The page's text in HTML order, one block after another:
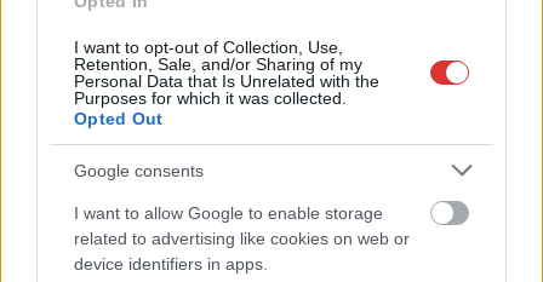
I want to opt-out of Collection, Use,
Retention, Sale, and/or Sharing of my
Personal Data that Is Unrelated with the
Purposes for which it was collected.
Opted Out
Google consents
I want to allow Google to enable storage
related to advertising like cookies on web or
device identifiers in apps.
pedig újra megadta magát a ceglédi vonalon, így...
JNSZ megyei hírek